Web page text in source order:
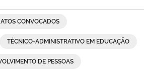
CONVOCADOS
TÉCNICO-ADMINISTRATIVO EM EDUCAÇÃO
DE PESSOAS